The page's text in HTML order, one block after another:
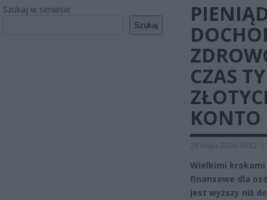
Szukaj w serwisie
Szukaj
CZAS
KONTO
28 maja 2026 16:52 |
Wielkimi
finansowe dla
jest wyższy niż